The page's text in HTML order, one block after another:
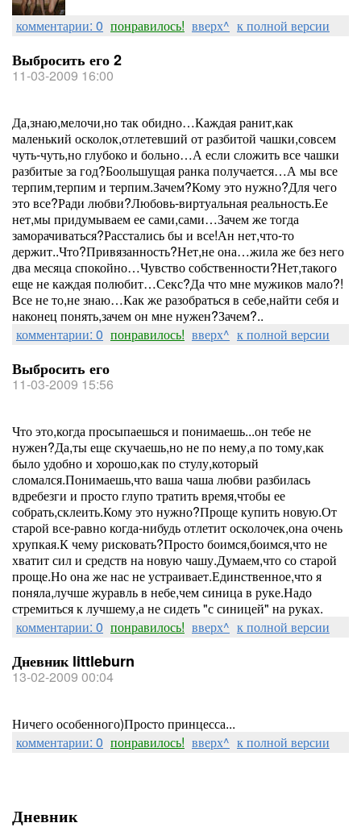
комментарии: 0 понравилось! вверх^ к полной версии
Выбросить его 2
11-03-2009 16:00
Да,знаю,мелочи,но так обидно…Каждая ранит,как
маленький осколок,отлетевший от разбитой чашки,совсем
чуть-чуть,но глубоко и больно…А если сложить все чашки
разбитые за год?Боольшущая ранка получается…А мы все
терпим,терпим и терпим.Зачем?Кому это нужно?Для чего
это все?Ради любви?Любовь-виртуальная реальность.Ее
нет,мы придумываем ее сами,сами…Зачем же тогда
заморачиваться?Расстались бы и все!Ан нет,что-то
держит..Что?Привязанность?Нет,не она…жила же без него
два месяца спокойно…Чувство собственности?Нет,такого
еще не каждая полюбит…Секс?Да что мне мужиков мало?!
Все не то,не знаю…Как же разобраться в себе,найти себя и
наконец понять,зачем он мне нужен?Зачем?..
комментарии: 0 понравилось! вверх^ к полной версии
Выбросить его
11-03-2009 15:56
Что это,когда просыпаешься и понимаешь...он тебе не
нужен?Да,ты еще скучаешь,но не по нему,а по тому,как
было удобно и хорошо,как по стулу,который
сломался.Понимаешь,что ваша чаша любви разбилась
вдребезги и просто глупо тратить время,чтобы ее
собрать,склеить.Кому это нужно?Проще купить новую.От
старой все-равно когда-нибудь отлетит осколочек,она очень
хрупкая.К чему рисковать?Просто боимся,боимся,что не
хватит сил и средств на новую чашу.Думаем,что со старой
проще.Но она же нас не устраивает.Единственное,что я
поняла,лучше журавль в небе,чем синица в руке.Надо
стремиться к лучшему,а не сидеть "с синицей" на руках.
комментарии: 0 понравилось! вверх^ к полной версии
Дневник littleburn
13-02-2009 00:04
Ничего особенного)Просто принцесса...
комментарии: 0 понравилось! вверх^ к полной версии
Дневник